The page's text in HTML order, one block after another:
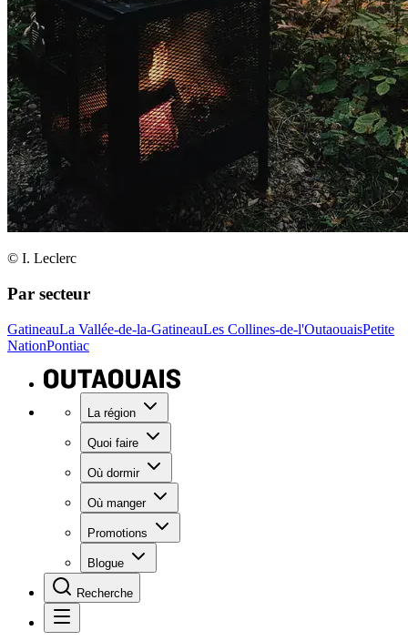
© I. Leclerc
Par secteur
GatineauLa Vallée-de-la-GatineauLes Collines-de-l'OutaouaisPetite
NationPontiac
La région
Quoi faire
Où dormir
Où manger
Promotions
Blogue
Recherche